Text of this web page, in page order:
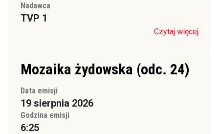
Nadawca
TVP 1
Czytaj więcej
Mozaika żydowska (odc. 24)
Data emisji
19 sierpnia 2026
Godzina emisji
6:25